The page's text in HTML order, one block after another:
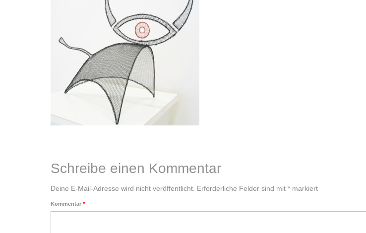
Schreibe einen Kommentar
Deine E-Mail-Adresse wird nicht veröffentlicht. Erforderliche Felder sind mit * markiert
Kommentar *